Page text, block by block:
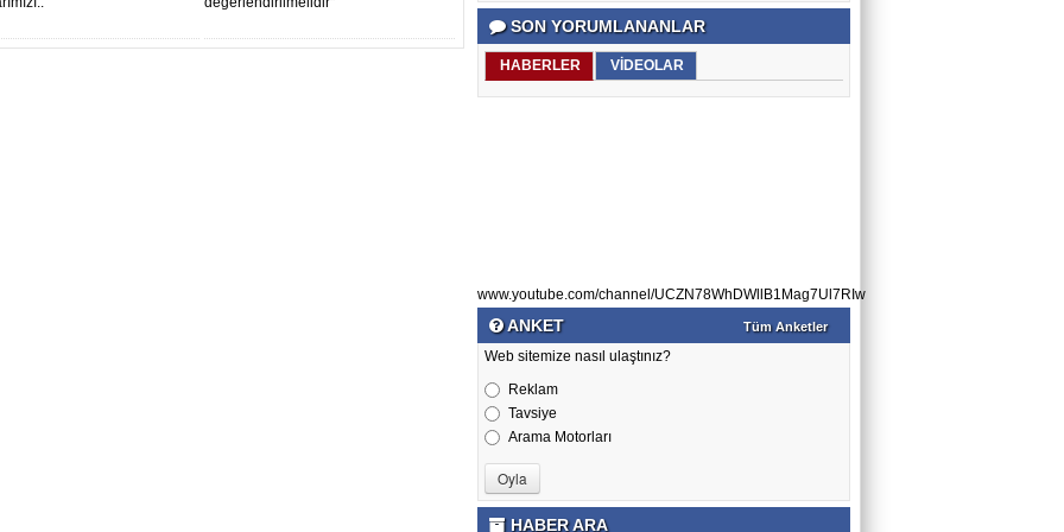
SON YORUMLANANLAR
HABERLER VİDEOLAR
www.youtube.com/channel/UCZN78WhDWllB1Mag7Ul7RIw
ANKET Tüm Anketler
Web sitemize nasıl ulaştınız?
Reklam
Tavsiye
Arama Motorları
HABER ARA